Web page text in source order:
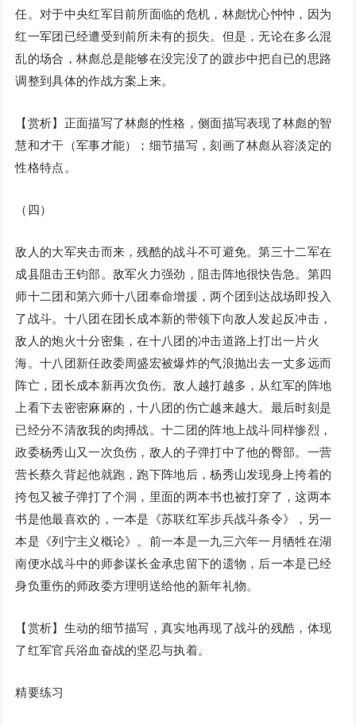
任。对于中央红军目前所面临的危机，林彪忧心忡忡，因为
红一军团已经遭受到前所未有的损失。但是，无论在多么混
乱的场合，林彪总是能够在没完没了的踱步中把自已的思路
调整到具体的作战方案上来。
【赏析】正面描写了林彪的性格，侧面描写表现了林彪的智
慧和才干（军事才能）；细节描写，刻画了林彪从容淡定的
性格特点。
（四）
敌人的大军夹击而来，残酷的战斗不可避免。第三十二军在
成县阻击王钧部。敌军火力强劲，阻击阵地很快告急。第四
师十二团和第六师十八团奉命增援，两个团到达战场即投入
了战斗。十八团在团长成本新的带领下向敌人发起反冲击，
敌人的炮火十分密集，在十八团的冲击道路上打出一片火
海。十八团新任政委周盛宏被爆炸的气浪抛出去一丈多远而
阵亡，团长成本新再次负伤。敌人越打越多，从红军的阵地
上看下去密密麻麻的，十八团的伤亡越来越大。最后时刻是
已经分不清敌我的肉搏战。十二团的阵地上战斗同样惨烈，
政委杨秀山又一次负伤，敌人的子弹打中了他的臀部。一营
营长蔡久背起他就跑，跑下阵地后，杨秀山发现身上挎着的
挎包又被子弹打了个洞，里面的两本书也被打穿了，这两本
书是他最喜欢的，一本是《苏联红军步兵战斗条令》，另一
本是《列宁主义概论》。前一本是一九三六年一月牺牲在湖
南便水战斗中的师参谋长金承忠留下的遗物，后一本是已经
身负重伤的师政委方理明送给他的新年礼物。
【赏析】生动的细节描写，真实地再现了战斗的残酷，体现
了红军官兵浴血奋战的坚忍与执着。
精要练习